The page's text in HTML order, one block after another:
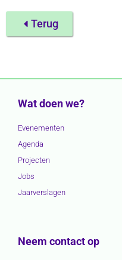
Terug
Wat doen we?
Evenementen
Agenda
Projecten
Jobs
Jaarverslagen
Neem contact op